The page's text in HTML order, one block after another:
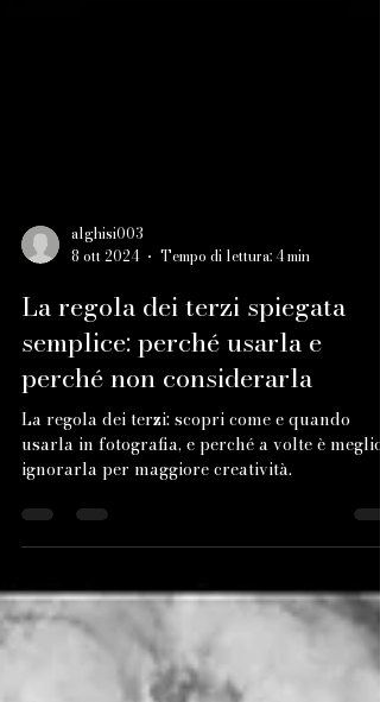
alghisi003
8 ott 2024
Tempo di lettura: 4 min
La regola dei terzi spiegata
semplice: perché usarla e
perché non considerarla
La regola dei terzi: scopri come e quando
ignorarla per maggiore creatività.